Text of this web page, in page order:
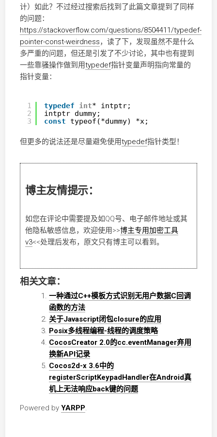
计）如此？不过经过搜索后找到了此篇文章提到了同样
的问题：
https://stackoverflow.com/questions/8504411/typedef-
pointer-const-weirdness，读了下，发现虽然不是什么
多严重的问题，但还是引发了不少讨论，其中也有提到
一些靠骚操作做到用typedef指针变量声明指向常量的
指针变量：
1
2
3
typedef int* intptr;
intptr dummy;
const
typeof(*dummy) *x;
但更多的说法还是尽量避免使用typedef指针类型！
博主友情提示：
如您在评论中需要提及如QQ号、电子邮件地址或其
他隐私敏感信息，欢迎使用>>博主专用加密工具
v3<<处理后发布，原文只有博主可以看到。
相关文章：
一种通过C++模板方式识别无用户数据C回调
函数的方法
关于Javascript闭包closure的应用
Posix多线程编程-线程的调度策略
CocosCreator 2.0的cc.eventManager弃用
换新API记录
Cocos2d-x 3.6中的
registerScriptKeypadHandler在Android真
机上无法响应back键的问题
Powered by YARPP.